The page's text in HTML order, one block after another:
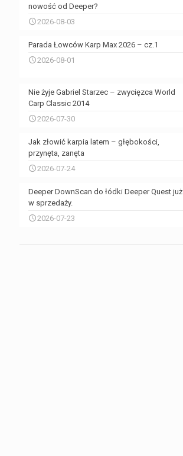
nowość od Deeper?
2026-08-03
Parada Łowców Karp Max 2026 – cz.1
2026-08-01
Nie żyje Gabriel Starzec – zwycięzca World
Carp Classic 2014
2026-07-30
Jak złowić karpia latem – głębokości,
przynęta, zanęta
2026-07-24
Deeper DownScan do łódki Deeper Quest już
w sprzedaży.
2026-07-23